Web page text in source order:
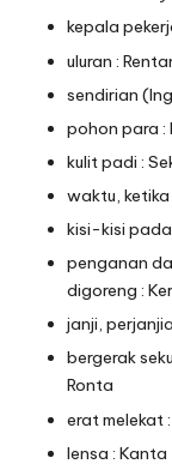
kepala
uluran :
sendirian
pohon para :
kulit padi :
waktu, ketika
kisi-kisi
penganan
digoreng :
janji,
bergerak
Ronta
erat melekat
lensa : Kanta